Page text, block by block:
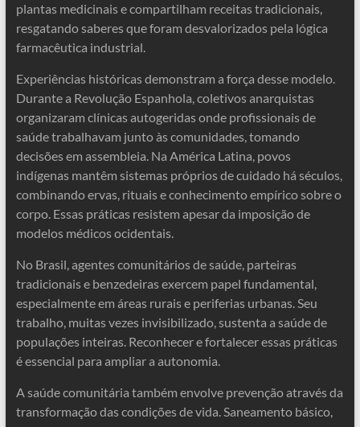
plantas medicinais e compartilham receitas tradicionais,
resgatando saberes que foram desvalorizados pela lógica
farmacêutica industrial.
Experiências históricas demonstram a força desse modelo.
Durante a Revolução Espanhola, coletivos anarquistas
organizaram clínicas autogeridas onde profissionais de
saúde trabalhavam junto às comunidades, tomando
decisões em assembleia. Na América Latina, povos
indígenas mantêm sistemas próprios de cuidado há séculos,
combinando ervas, rituais e conhecimento empírico sobre o
corpo. Essas práticas resistem apesar da imposição de
modelos médicos ocidentais.
No Brasil, agentes comunitários de saúde, parteiras
tradicionais e benzedeiras exercem papel fundamental,
especialmente em áreas rurais e periferias urbanas. Seu
trabalho, muitas vezes invisibilizado, sustenta a saúde de
populações inteiras. Reconhecer e fortalecer essas práticas
é essencial para ampliar a autonomia.
A saúde comunitária também envolve prevenção através da
transformação das condições de vida. Saneamento básico,